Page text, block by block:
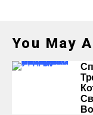
You May